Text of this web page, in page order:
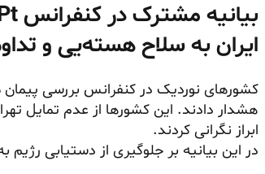
ایران به سلاح هسته‌یی و
کشورهای نوردیک در کنفرانس بررسی
هشدار دادند. این کشورها از عدم تمایل
ابراز نگرانی کردند.
در این بیانیه بر جلوگیری از دستیابی